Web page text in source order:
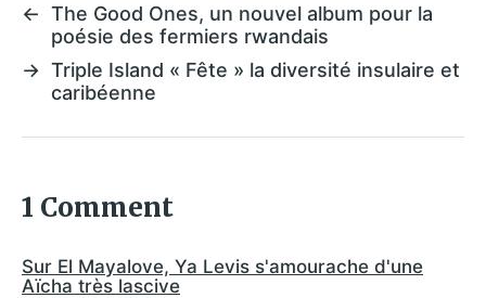
← The Good Ones, un nouvel album pour la
poésie des fermiers rwandais
→ Triple Island « Fête » la diversité insulaire et
caribéenne
1 Comment
Sur El Mayalove, Ya Levis s'amourache d'une
Aïcha très lascive